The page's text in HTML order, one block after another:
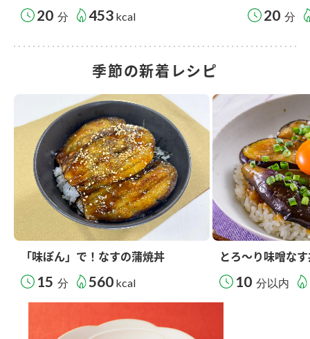
20 分 453 kcal 20 分
季節の新着レシピ
「味ぽん」で！なすの蒲焼丼
15 分 560 kcal
とろ～り味噌な
10 分以内